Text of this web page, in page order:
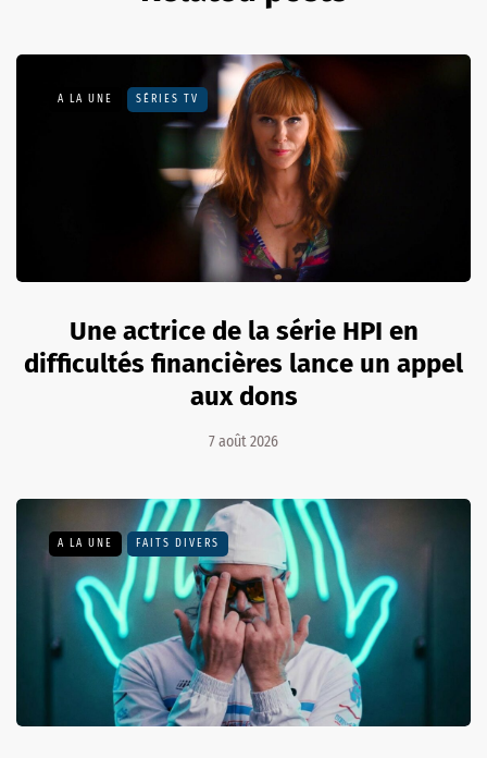
A LA UNE SÉRIES TV
Une actrice de la série HPI en
difficultés financières lance un appel
aux dons
7 août 2026
A LA UNE FAITS DIVERS